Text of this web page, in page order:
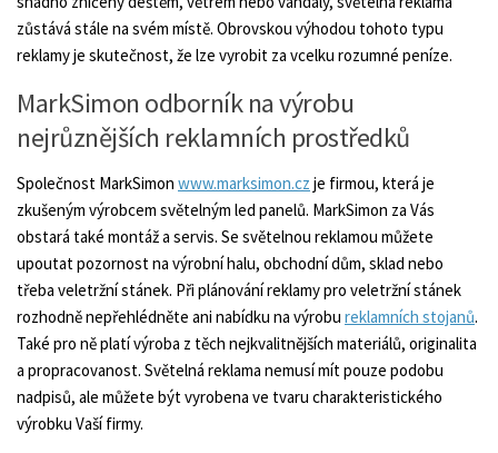
zůstává stále na svém místě. Obrovskou výhodou tohoto typu
reklamy je skutečnost, že lze vyrobit za vcelku rozumné peníze.
MarkSimon odborník na výrobu
nejrůznějších reklamních prostředků
Společnost MarkSimon www.marksimon.cz je firmou, která je
zkušeným výrobcem světelným led panelů. MarkSimon za Vás
obstará také montáž a servis. Se světelnou reklamou můžete
upoutat pozornost na výrobní halu, obchodní dům, sklad nebo
třeba veletržní stánek. Při plánování reklamy pro veletržní stánek
rozhodně nepřehlédněte ani nabídku na výrobu reklamních stojanů.
Také pro ně platí výroba z těch nejkvalitnějších materiálů, originalita
a propracovanost. Světelná reklama nemusí mít pouze podobu
nadpisů, ale můžete být vyrobena ve tvaru charakteristického
výrobku Vaší firmy.